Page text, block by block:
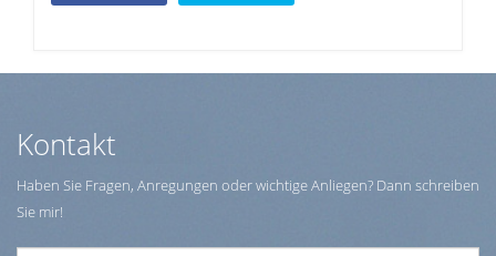
Kontakt
Haben Sie Fragen, Anregungen oder wichtige Anliegen? Dann schreiben
Sie mir!